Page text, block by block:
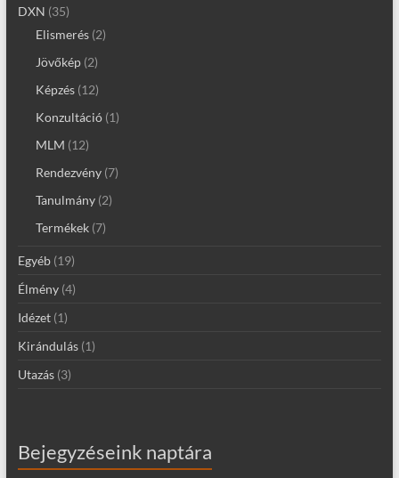
DXN (35)
Elismerés(2)
Jövőkép(2)
Képzés(12)
Konzultáció(1)
MLM (12)
Rendezvény(7)
Tanulmány(2)
Termékek(7)
Egyéb(19)
Élmény(4)
Idézet(1)
Kirándulás(1)
Utazás(3)
Bejegyzéseink naptára